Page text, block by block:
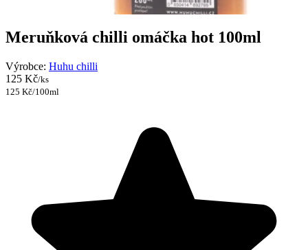
Meruňková chilli omáčka hot 100ml
Výrobce: Huhu chilli
125 Kč/ks
125 Kč/100ml